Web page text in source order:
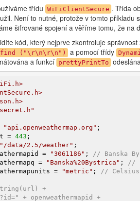
třídu WiFiClientSecure . Třída
Není to nutné, protože v tomto příkladu
šifrované spojení a věříme tomu, že na
kód, který nejprve zkontroluje
("\r\n\r\n") a pomocí třídy
a funkcí prettyPrintTo
"api.openweathermap.org"
= 443
"/data/2.5/weather"
= "3061186" ;
// Banska
= "Banska%20Bystrica" ;
//
= "metric" ; // Celsius
+
+ openweathermapid +